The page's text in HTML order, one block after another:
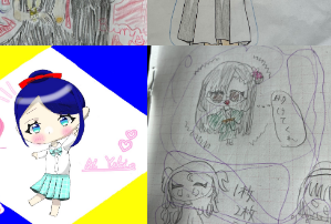
Loading...
オフィシャルアカウント
容
に
エ
ラ
が
あ
る
の